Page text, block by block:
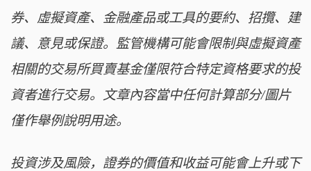
券、虛擬資產、金融產品或工具的要約、招攬、建
議、意見或保證。監管機構可能會限制與虛擬資產
相關的交易所買賣基金僅限符合特定資格要求的投
資者進行交易。文章內容當中任何計算部分/圖片
僅作舉例說明用途。
投資涉及風險，證券的價值和收益可能會上升或下